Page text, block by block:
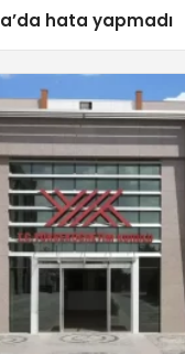
hata yapmadı